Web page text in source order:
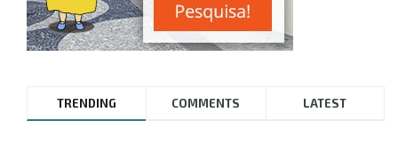
TRENDING COMMENTS LATEST